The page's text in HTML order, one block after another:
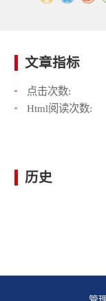
文章指标
点击次数:
Html阅读次数:
历史